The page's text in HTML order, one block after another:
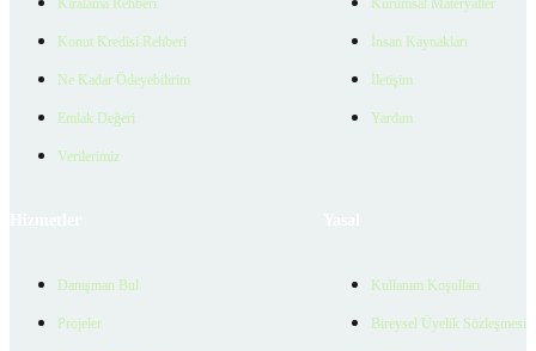
Konut Kredisi Rehberi
Ne Kadar Ödeyebilirim
Emlak Değeri
Verilerimiz
İnsan Kaynakları
İletişim
Yardım
Danışman Bul
Projeler
Kullanım Koşulları
Bireysel Üyelik Sözleşmesi